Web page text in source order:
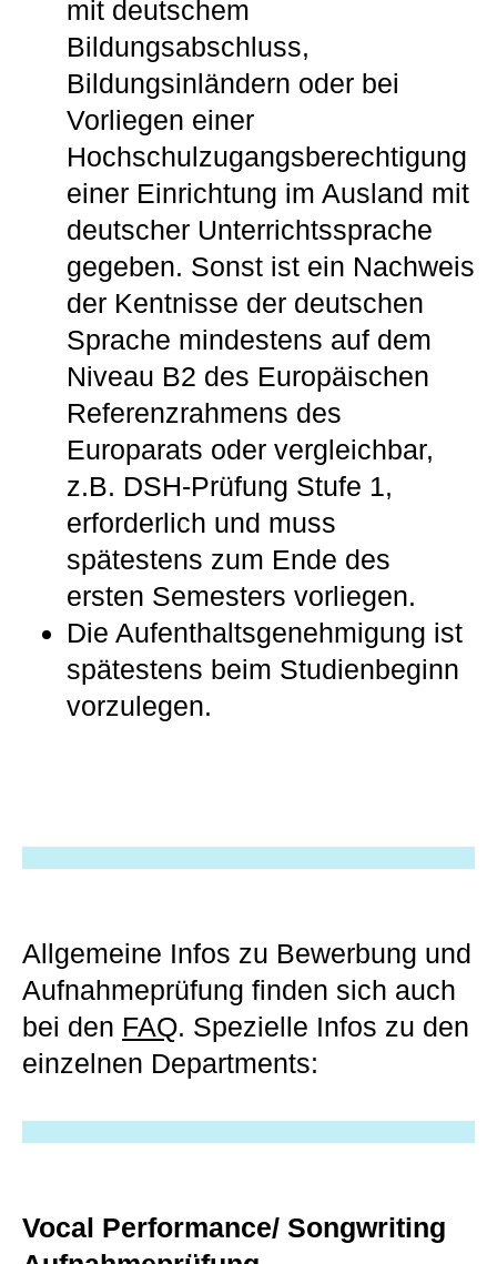
mit deutschem
Bildungsabschluss,
Bildungsinländern oder bei
Vorliegen einer
Hochschulzugangsberechtigung
einer Einrichtung im Ausland mit
deutscher Unterrichtssprache
gegeben. Sonst ist ein Nachweis
der Kentnisse der deutschen
Sprache mindestens auf dem
Niveau B2 des Europäischen
Referenzrahmens des
Europarats oder vergleichbar,
z.B. DSH-Prüfung Stufe 1,
erforderlich und muss
spätestens zum Ende des
ersten Semesters vorliegen.
Die Aufenthaltsgenehmigung ist
spätestens beim Studienbeginn
vorzulegen.
Allgemeine Infos zu Bewerbung und
Aufnahmeprüfung finden sich auch
bei den FAQ. Spezielle Infos zu den
einzelnen Departments:
Vocal Performance/ Songwriting